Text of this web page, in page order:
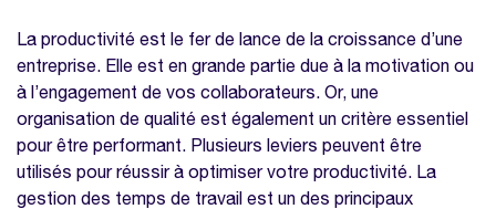
La productivité est le fer de lance de la croissance d’une
entreprise. Elle est en grande partie due à la motivation ou
à l’engagement de vos collaborateurs. Or, une
organisation de qualité est également un critère essentiel
pour être performant. Plusieurs leviers peuvent être
utilisés pour réussir à optimiser votre productivité. La
gestion des temps de travail est un des principaux